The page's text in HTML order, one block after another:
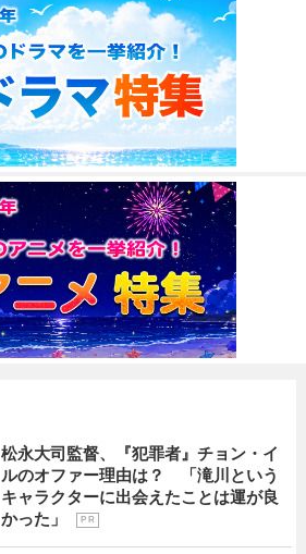
松永大司監督、『犯罪者』チョン・イ
ルのオファー理由は？ 「滝川という
キャラクターに出会えたことは運が良
かった」
P R